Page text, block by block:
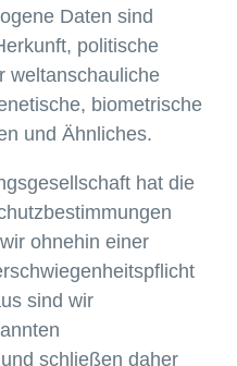
Daten sind
politische
weltanschauliche
biometrische
und Ähnliches.
hat die
ohnehin einer
sind wir
schließen daher